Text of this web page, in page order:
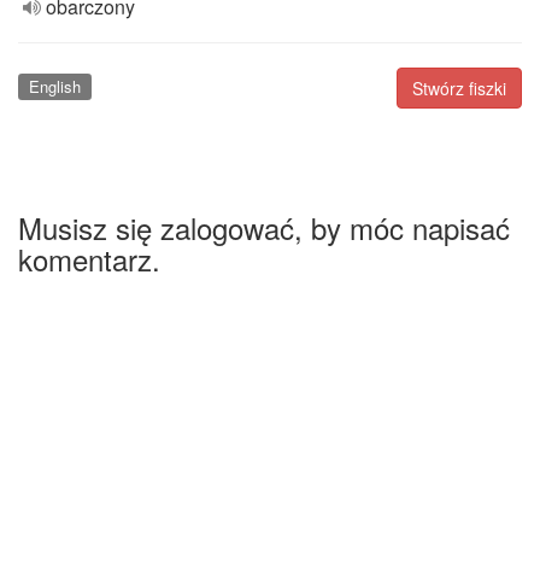
obarczony
Stwórz fiszki
English
Musisz się zalogować, by móc napisać
komentarz.